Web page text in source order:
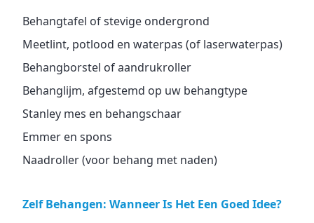
Behangtafel of stevige ondergrond
Meetlint, potlood en waterpas (of laserwaterpas)
Behangborstel of aandrukroller
Behanglijm, afgestemd op uw behangtype
Stanley mes en behangschaar
Emmer en spons
Naadroller (voor behang met naden)
Zelf Behangen: Wanneer Is Het Een Goed Idee?